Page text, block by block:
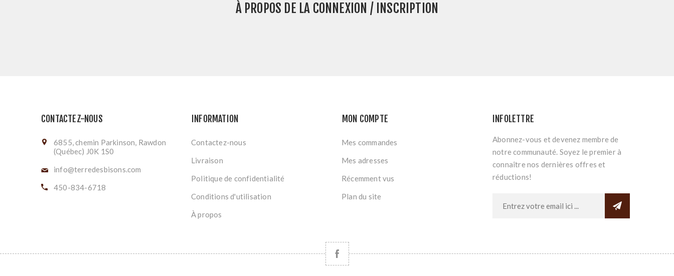
À PROPOS DE LA CONNEXION / INSCRIPTION
CONTACTEZ-NOUS
6855, chemin Parkinson, Rawdon
(Québec) J0K 1S0
info@terredesbisons.com
450-834-6718
INFORMATION
Contactez-nous
Livraison
Politique de confidentialité
Conditions d'utilisation
À propos
MON COMPTE
Mes commandes
Mes adresses
Récemment vus
Plan du site
INFOLETTRE
Abonnez-vous et devenez membre de
notre communauté. Soyez le premier à
connaître nos dernières offres et
réductions!